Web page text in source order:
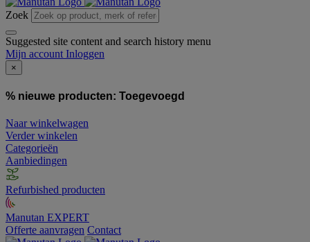
Zoek
Suggested site content and search history menu
Mijn account Inloggen
×
% nieuwe producten: Toegevoegd
Naar winkelwagen
Verder winkelen
Categorieën
Aanbiedingen
Refurbished producten
Manutan EXPERT
Offerte aanvragen Contact